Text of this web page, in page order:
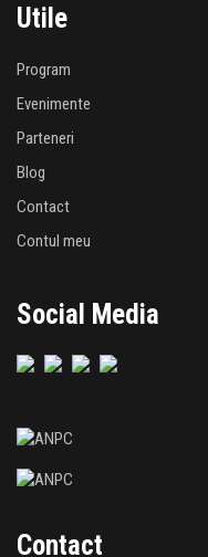
Utile
Program
Evenimente
Parteneri
Blog
Contact
Contul meu
Social Media
Contact